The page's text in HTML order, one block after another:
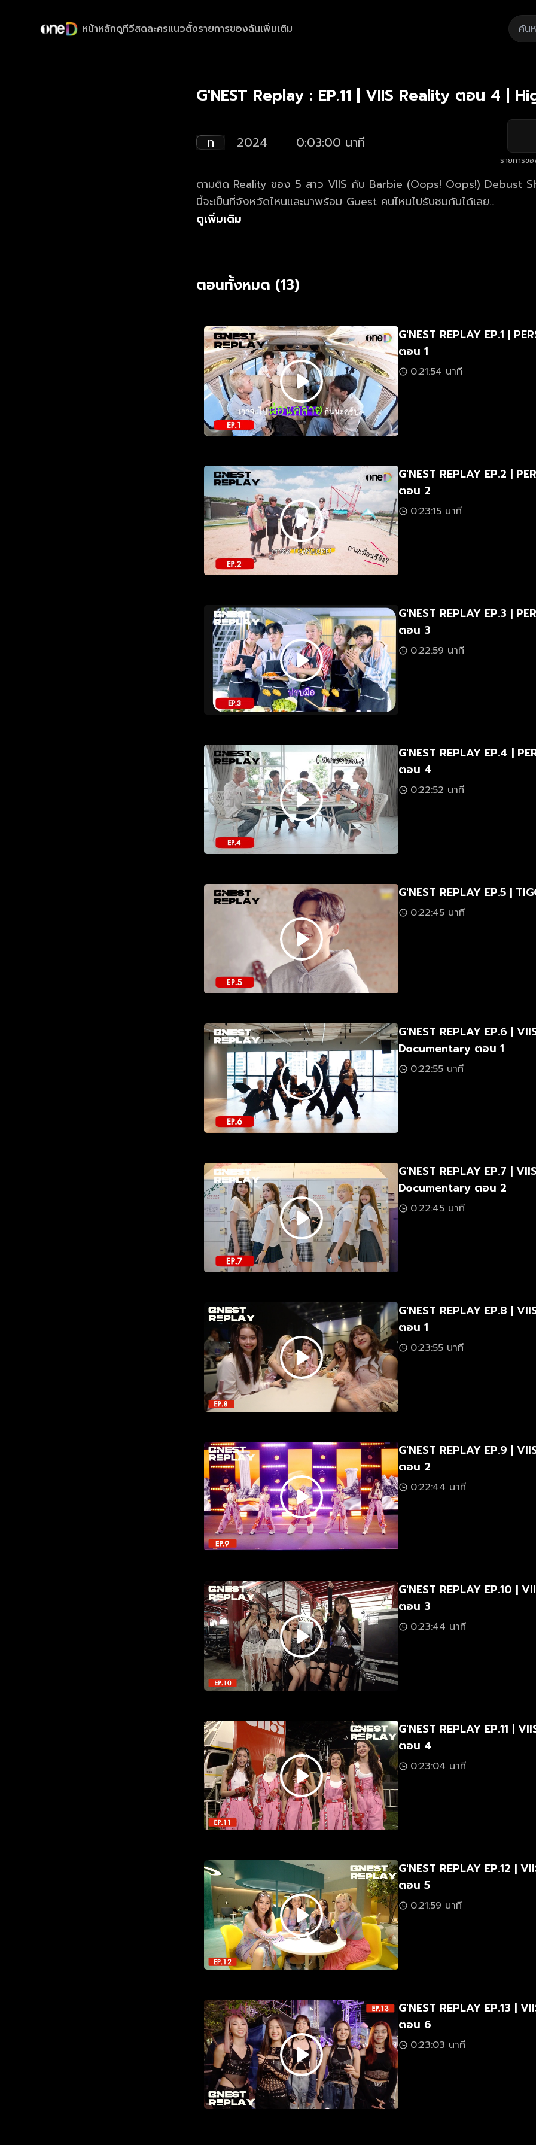
หน้าหลักดูทีวีสดละครแนวตั้งรายการของฉันเพิ่มเติม
G'NEST Replay : EP.11 | VIIS Reality ตอน 4 |
ท 2024 0:03:00 นาที
รายการข
ตามติด Reality ของ 5 สาว VIIS กับ Barbie (Oops! Oops!) Debust
นี้จะเป็นที่จังหวัดไหนและมาพร้อม Guest คนไหนไปรับชมกันได้เลย..
ดูเพิ่มเติม
ตอนทั้งหมด (13)
G'NEST REPLAY EP.1 |
ตอน 1
0:21:54 นาที
G'NEST REPLAY EP.2 |
ตอน 2
0:23:15 นาที
G'NEST REPLAY EP.3 |
ตอน 3
0:22:59 นาที
G'NEST REPLAY EP.4 |
ตอน 4
0:22:52 นาที
G'NEST REPLAY EP.5 |
0:22:45 นาที
G'NEST REPLAY EP.6 |
Documentary ตอน 1
0:22:55 นาที
G'NEST REPLAY EP.7 | VIIS
Documentary ตอน 2
0:22:45 นาที
G'NEST REPLAY EP.8 |
ตอน 1
0:23:55 นาที
G'NEST REPLAY EP.9 |
ตอน 2
0:22:44 นาที
G'NEST REPLAY EP.10 |
ตอน 3
0:23:44 นาที
G'NEST REPLAY EP.11 |
ตอน 4
0:23:04 นาที
G'NEST REPLAY EP.12 |
ตอน 5
0:21:59 นาที
G'NEST REPLAY EP.13 |
ตอน 6
0:23:03 นาที